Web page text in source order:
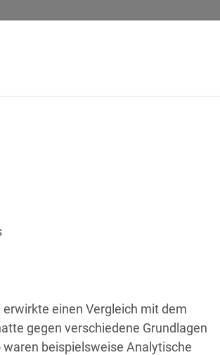
Vergehen
einen Vergleich mit dem
gegen verschiedene Grundlagen
beispielsweise Analytische